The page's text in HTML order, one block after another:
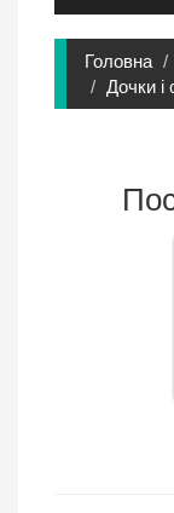
Головна
Дочки і